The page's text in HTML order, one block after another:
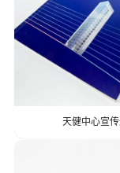
天健中心宣